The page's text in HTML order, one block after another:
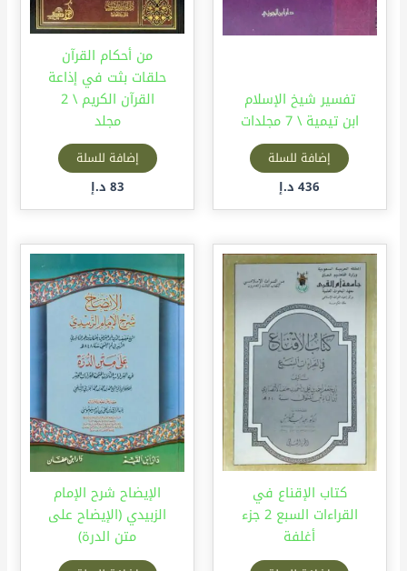
تفسير شيخ الإسلام
ابن تيمية \ 7 مجلدات
إضافة للسلة
436 د.إ
من أحكام القرآن
حلقات بثت في إذاعة
القرآن الكريم \ 2
مجلد
إضافة للسلة
83 د.إ
كتاب الإقناع في
القراءات السبع 2 جزء
أغلفة
الإيضاح شرح الإمام
الزبيدي (الإيضاح على
متن الدرة)